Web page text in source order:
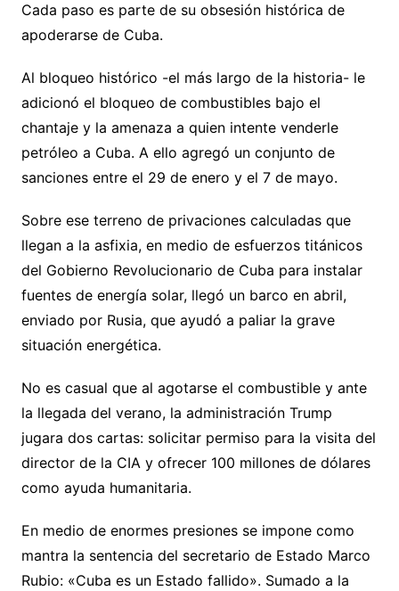
Cada paso es parte de su obsesión histórica de
apoderarse de Cuba.
Al bloqueo histórico -el más largo de la historia- le
adicionó el bloqueo de combustibles bajo el
chantaje y la amenaza a quien intente venderle
petróleo a Cuba. A ello agregó un conjunto de
sanciones entre el 29 de enero y el 7 de mayo.
Sobre ese terreno de privaciones calculadas que
llegan a la asfixia, en medio de esfuerzos titánicos
del Gobierno Revolucionario de Cuba para instalar
fuentes de energía solar, llegó un barco en abril,
enviado por Rusia, que ayudó a paliar la grave
situación energética.
No es casual que al agotarse el combustible y ante
la llegada del verano, la administración Trump
jugara dos cartas: solicitar permiso para la visita del
director de la CIA y ofrecer 100 millones de dólares
como ayuda humanitaria.
En medio de enormes presiones se impone como
mantra la sentencia del secretario de Estado Marco
Rubio: «Cuba es un Estado fallido». Sumado a la